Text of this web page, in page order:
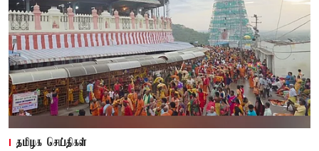
தமிழக செய்திகள்